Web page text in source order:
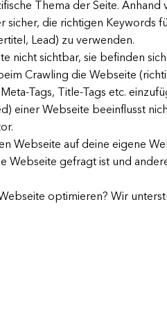
Thema der Seite.
sicher, die richtigen Keywords
Lead) zu verwenden.
nicht sichtbar, sie befinden
Crawling die Webseite
Tags, Title-Tags etc.
einer Webseite beeinflusst
Webseite auf deine eigene
Webseite gefragt ist und
optimieren? Wir